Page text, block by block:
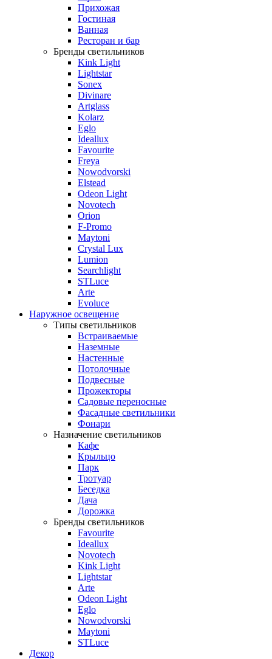
Прихожая
Гостиная
Ванная
Ресторан и бар
Бренды светильников
Kink Light
Lightstar
Sonex
Divinare
Artglass
Kolarz
Eglo
Ideallux
Favourite
Freya
Nowodvorski
Elstead
Odeon Light
Novotech
Orion
F-Promo
Maytoni
Crystal Lux
Lumion
Searchlight
STLuce
Arte
Evoluce
Наружное освещение
Типы светильников
Встраиваемые
Наземные
Настенные
Потолочные
Подвесные
Прожекторы
Садовые переносные
Фасадные светильники
Фонари
Назначение светильников
Кафе
Крыльцо
Парк
Тротуар
Беседка
Дача
Дорожка
Бренды светильников
Favourite
Ideallux
Novotech
Kink Light
Lightstar
Arte
Odeon Light
Eglo
Nowodvorski
Maytoni
STLuce
Декор